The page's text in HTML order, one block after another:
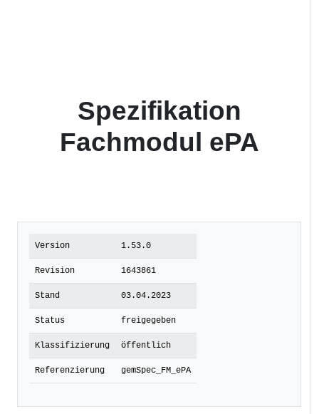
Spezifikation
Fachmodul ePA
Version 1.53.0
Revision 1643861
Stand 03.04.2023
Status freigegeben
Klassifizierung öffentlich
Referenzierung gemSpec_FM_ePA